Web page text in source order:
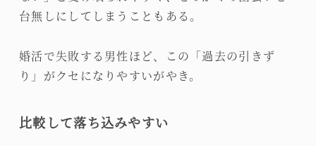
台無しにしてしまうこともある。
婚活で失敗する男性ほど、この「過去の引きず
り」がクセになりやすいがやき。
比較して落ち込みやすい